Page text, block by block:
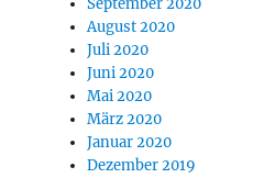
September 2020
August 2020
Juli 2020
Juni 2020
Mai 2020
März 2020
Januar 2020
Dezember 2019